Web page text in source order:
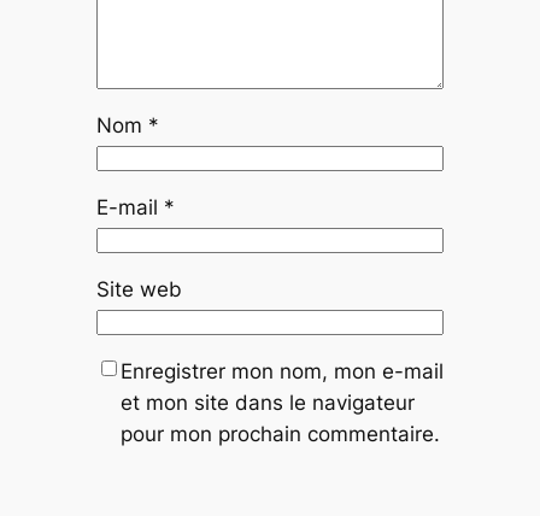
Nom *
E-mail *
Site web
Enregistrer mon nom, mon e-mail
et mon site dans le navigateur
pour mon prochain commentaire.